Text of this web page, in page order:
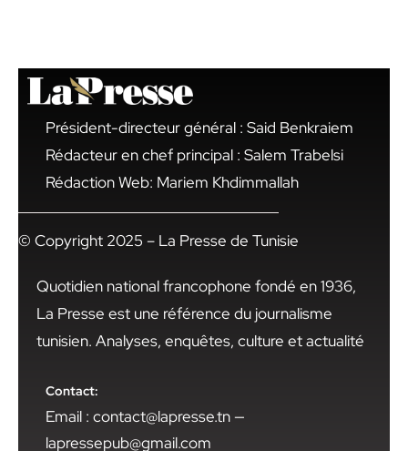
Président-directeur général : Said Benkraiem
Rédacteur en chef principal : Salem Trabelsi
Rédaction Web: Mariem Khdimmallah
© Copyright 2025 – La Presse de Tunisie
Quotidien national francophone fondé en 1936,
La Presse est une référence du journalisme
tunisien. Analyses, enquêtes, culture et actualité
Contact:
Email : contact@lapresse.tn —
lapressepub@gmail.com